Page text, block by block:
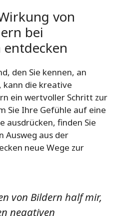
von
bei
entdecken
den Sie kennen, an
kann die kreative
ein wertvoller Schritt zur
Sie Ihre Gefühle auf eine
ausdrücken, finden Sie
Ausweg aus der
neue Wege zur
von Bildern half mir,
negativen